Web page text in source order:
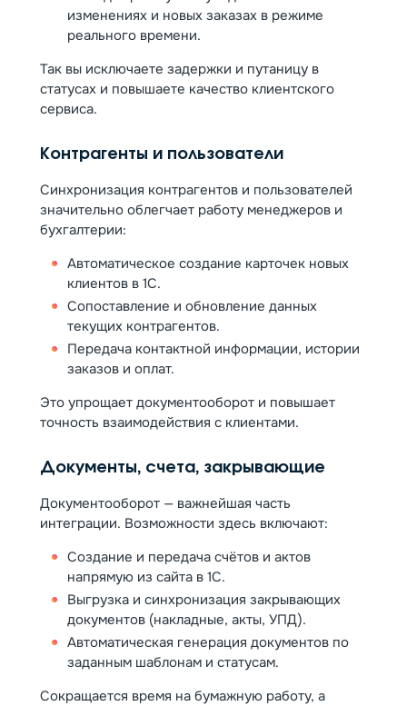
изменениях и новых заказах в режиме
реального времени.
Так вы исключаете задержки и путаницу в
статусах и повышаете качество клиентского
сервиса.
Контрагенты и пользователи
Синхронизация контрагентов и пользователей
значительно облегчает работу менеджеров и
бухгалтерии:
Автоматическое создание карточек новых
клиентов в 1С.
Сопоставление и обновление данных
текущих контрагентов.
Передача контактной информации, истории
заказов и оплат.
Это упрощает документооборот и повышает
точность взаимодействия с клиентами.
Документы, счета, закрывающие
Документооборот — важнейшая часть
интеграции. Возможности здесь включают:
Создание и передача счётов и актов
напрямую из сайта в 1С.
Выгрузка и синхронизация закрывающих
документов (накладные, акты, УПД).
Автоматическая генерация документов по
заданным шаблонам и статусам.
Сокращается время на бумажную работу, а